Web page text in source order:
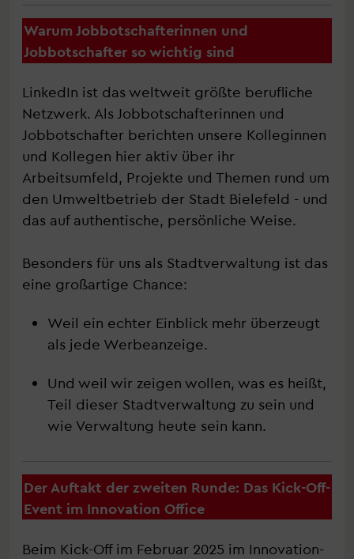
Warum Jobbotschafterinnen und
Jobbotschafter so wichtig sind
LinkedIn ist das weltweit größte berufliche
Netzwerk. Als Jobbotschafterinnen und
Jobbotschafter berichten unsere Kolleginnen
und Kollegen hier aktiv über ihr
Arbeitsumfeld, Projekte und Themen rund um
den Umweltbetrieb der Stadt Bielefeld - und
das auf authentische, persönliche Weise.
Besonders für uns als Stadtverwaltung ist das
eine großartige Chance:
Weil ein echter Einblick mehr überzeugt
als jede Werbeanzeige.
Und weil wir zeigen wollen, was es heißt,
Teil dieser Stadtverwaltung zu sein und
wie Verwaltung heute sein kann.
Der Auftakt der zweiten Runde: Das Kick-Off-
Event im Innovation Office
Beim Kick-Off im Februar 2025 im Innovation-